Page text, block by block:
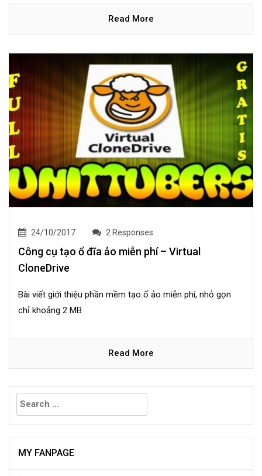
Read More
24/10/2017 2 Responses
Công cụ tạo ổ đĩa ảo miễn phí – Virtual
CloneDrive
Bài viết giới thiệu phần mềm tạo ổ ảo miễn phí, nhỏ gọn
chỉ khoảng 2 MB
Read More
Search
for:
MY FANPAGE